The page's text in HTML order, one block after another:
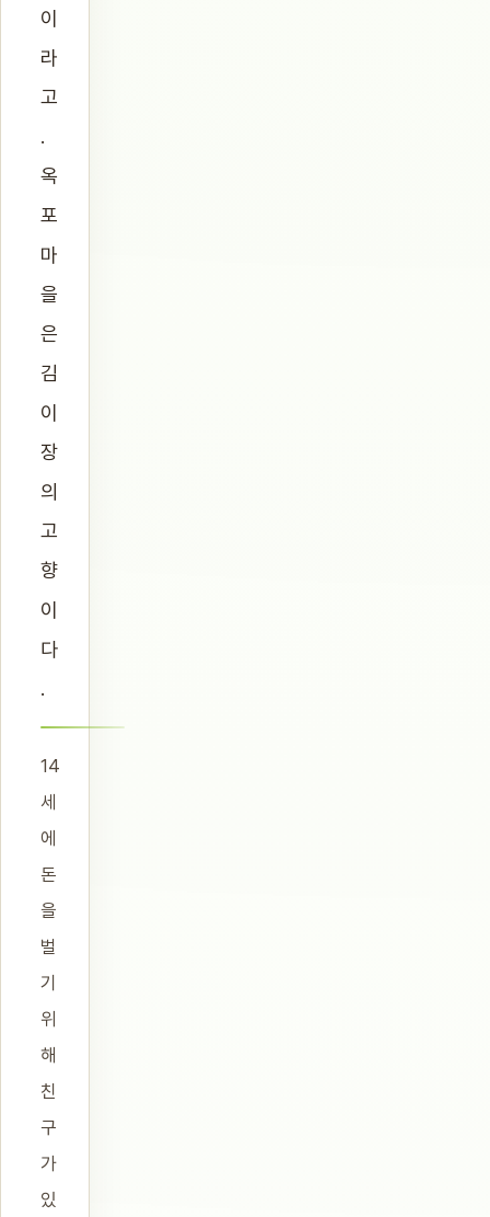
이
라
고
.
옥
포
마
을
은
김
이
장
의
고
향
이
다
.
14
세
에
돈
을
벌
기
위
해
친
구
가
있